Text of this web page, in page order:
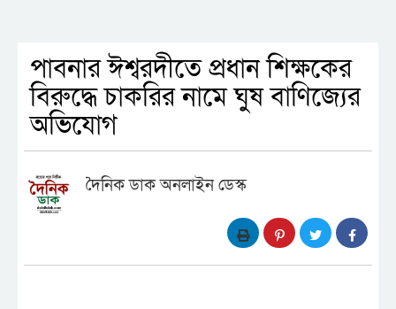
পাবনার ঈশ্বরদীতে প্রধান শিক্ষকের
বিরুদ্ধে চাকরির নামে ঘুষ বাণিজ্যের
অভিযোগ
দৈনিক ডাক অনলাইন ডেস্ক